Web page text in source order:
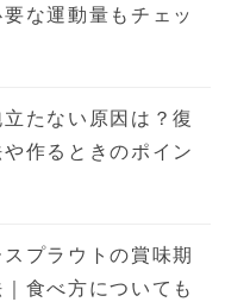
な運動量もチェッ
たない原因は？復
作るときのポイン
プラウトの賞味期
食べ方についても